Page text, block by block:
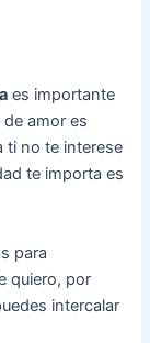
es importante
amor es
ti no te interese
te importa es
para
quiero, por
intercalar